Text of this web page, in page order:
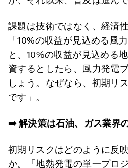
課題は技術ではなく、経済
「10%の収益が見込める風
と、10%の収益が見込める
資するとしたら、風力発電
しょう。なぜなら、初期リ
です」。
➡️解決策は石油、ガス業界
初期リスクはどのように反
か。「地熱発電の単一プロ